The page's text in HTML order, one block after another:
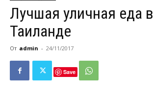
Лучшая уличная еда в
Таиланде
От admin - 24/11/2017
Save